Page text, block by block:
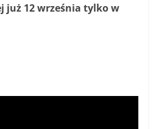
już 12 września tylko w